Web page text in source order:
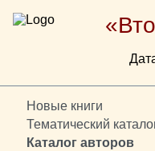
Новые книги
Тематический
Каталог авторов